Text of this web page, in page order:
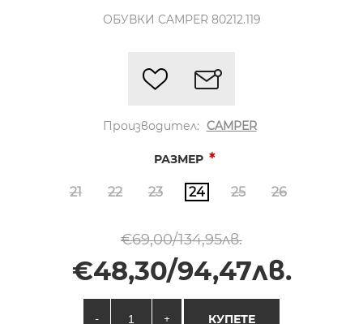
ОБУВКИ CAMPER 80212.119
Производител: CAMPER
РАЗМЕР *
21 22 23 24 25 26
€69,00/134,95лв.
€48,30/94,47лв.
- + КУПЕТЕ